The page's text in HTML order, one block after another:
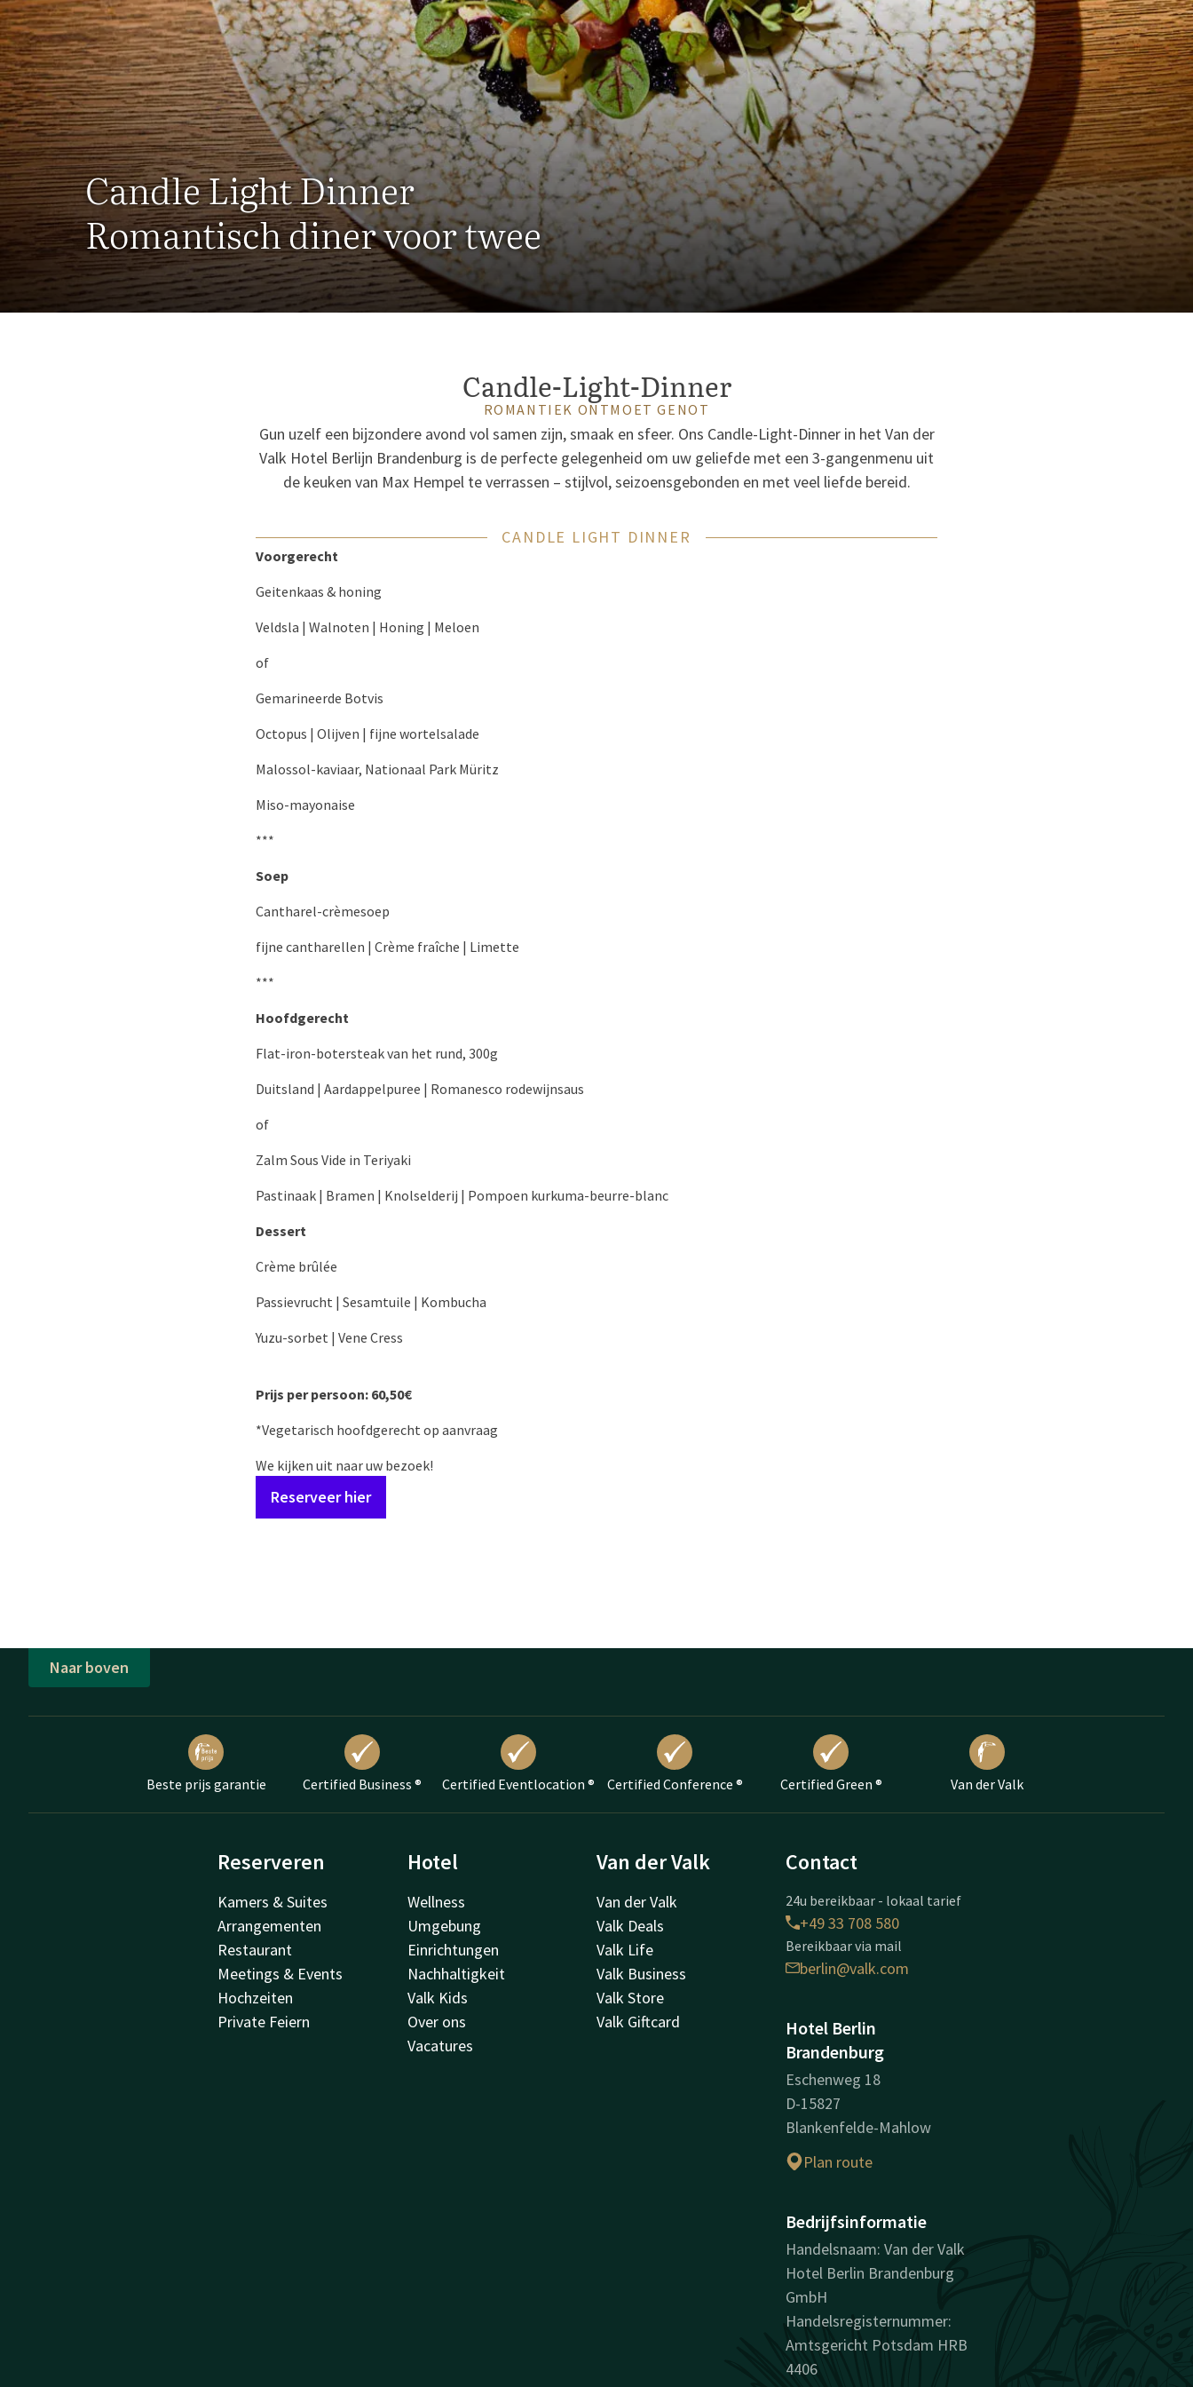
Candle Light Dinner
Romantisch diner voor twee
Candle-Light-Dinner
ROMANTIEK ONTMOET GENOT
Gun uzelf een bijzondere avond vol samen zijn, smaak en sfeer. Ons Candle-Light-Dinner in het Van der
Valk Hotel Berlijn Brandenburg is de perfecte gelegenheid om uw geliefde met een 3-gangenmenu uit
de keuken van Max Hempel te verrassen – stijlvol, seizoensgebonden en met veel liefde bereid.
CANDLE LIGHT DINNER
Voorgerecht
Geitenkaas & honing
Veldsla | Walnoten | Honing | Meloen
of
Gemarineerde Botvis
Octopus | Olijven | fijne wortelsalade
Malossol-kaviaar, Nationaal Park Müritz
Miso-mayonaise
***
Soep
Cantharel-crèmesoep
fijne cantharellen | Crème fraîche | Limette
***
Hoofdgerecht
Flat-iron-botersteak van het rund, 300g
Duitsland | Aardappelpuree | Romanesco rodewijnsaus
of
Zalm Sous Vide in Teriyaki
Pastinaak | Bramen | Knolselderij | Pompoen kurkuma-beurre-blanc
Dessert
Crème brûlée
Passievrucht | Sesamtuile | Kombucha
Yuzu-sorbet | Vene Cress
Prijs per persoon: 60,50€
*Vegetarisch hoofdgerecht op aanvraag
We kijken uit naar uw bezoek!
Reserveer hier
Naar boven
Beste prijs garantie Certified Business ® Certified Eventlocation ® Certified Conference ® Certified Green ® Van der Valk
Reserveren
Kamers & Suites
Arrangementen
Restaurant
Meetings & Events
Hochzeiten
Private Feiern
Hotel
Wellness
Umgebung
Einrichtungen
Nachhaltigkeit
Valk Kids
Over ons
Vacatures
Van der Valk
Van der Valk
Valk Deals
Valk Life
Valk Business
Valk Store
Valk Giftcard
Contact
24u bereikbaar - lokaal tarief
+49 33 708 580
Bereikbaar via mail
berlin@valk.com
Hotel Berlin
Brandenburg
Eschenweg 18
D-15827
Blankenfelde-Mahlow
Plan route
Bedrijfsinformatie
Handelsnaam: Van der Valk
Hotel Berlin Brandenburg
GmbH
Handelsregisternummer:
Amtsgericht Potsdam HRB
4406